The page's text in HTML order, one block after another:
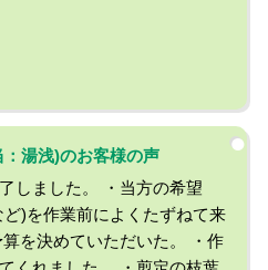
湯浅)のお客様の声
しました。 ・当方の希望
)を作業前によくたずねて来
を決めていただいた。 ・作